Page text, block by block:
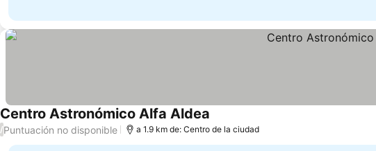
Centro Astronómico Alfa Aldea
/Puntuación no disponible a 1.9 km de: Centro de la ciudad